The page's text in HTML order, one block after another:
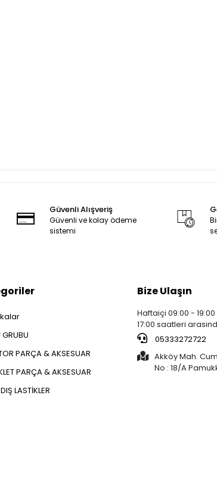
Güvenli Alışveriş
Güvenli ve kolay ödeme
sistemi
PARÇA & AKSESUAR
PARÇA & AKSESUAR
LASTİKLER
Bize Ulaşın
Haftaiçi 09:00 -
17:00 saatleri
05333272722
Akköy Mah.
No : 18/A